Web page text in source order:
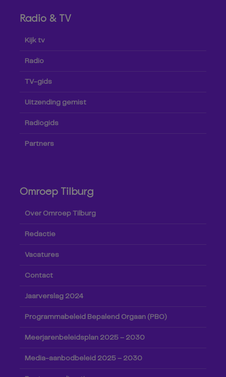
Radio & TV
Kijk tv
Radio
TV-gids
Uitzending gemist
Radiogids
Partners
Omroep Tilburg
Over Omroep Tilburg
Redactie
Vacatures
Contact
Jaarverslag 2024
Programmabeleid Bepalend Orgaan (PBO)
Meerjarenbeleidsplan 2025 – 2030
Media-aanbodbeleid 2025 – 2030